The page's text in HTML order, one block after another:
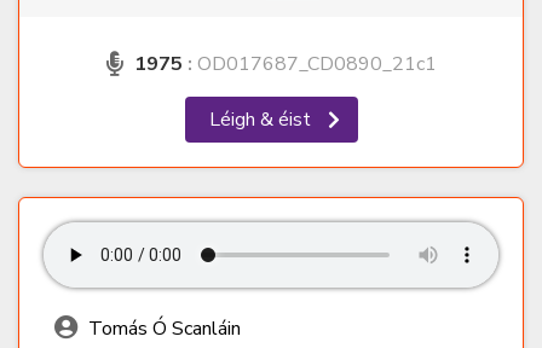
1975 : OD017687_CD0890_21c1
Léigh & éist
Tomás Ó Scanláin